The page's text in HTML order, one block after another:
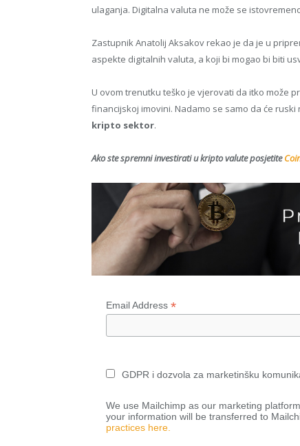
ulaganja. Digitalna valuta ne može se
Zastupnik Anatolij Aksakov rekao je da je u
aspekte digitalnih valuta, a koji bi mogao bi biti
U ovom trenutku teško je vjerovati da itko može
financijskoj imovini. Nadamo se samo da će
kripto sektor.
Ako ste spremni investirati u kripto valute posjetite
Email Address*
GDPR i dozvola za marketinšku
We use Mailchimp as our marketing
your information will be transferred to
practices here.